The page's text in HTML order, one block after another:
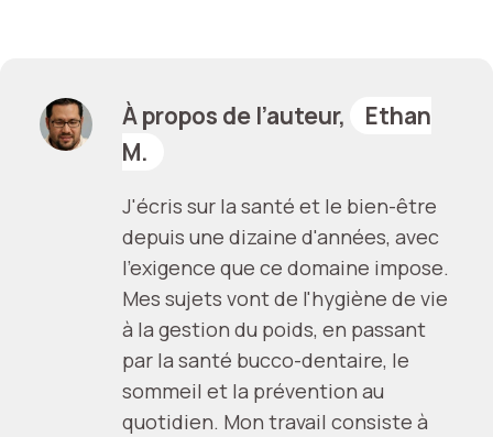
À propos de l’auteur,
Ethan
M.
J'écris sur la santé et le bien-être
depuis une dizaine d'années, avec
l'exigence que ce domaine impose.
Mes sujets vont de l'hygiène de vie
à la gestion du poids, en passant
par la santé bucco-dentaire, le
sommeil et la prévention au
quotidien. Mon travail consiste à